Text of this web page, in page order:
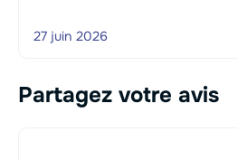
27 juin 2026
Partagez votre avis